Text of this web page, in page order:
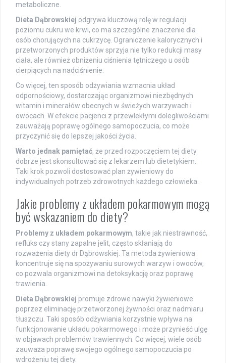
metaboliczne.
Dieta Dąbrowskiej odgrywa kluczową rolę w regulacji
poziomu cukru we krwi, co ma szczególne znaczenie dla
osób chorujących na cukrzycę. Ograniczenie kalorycznych i
przetworzonych produktów sprzyja nie tylko redukcji masy
ciała, ale również obniżeniu ciśnienia tętniczego u osób
cierpiących na nadciśnienie.
Co więcej, ten sposób odżywiania wzmacnia układ
odpornościowy, dostarczając organizmowi niezbędnych
witamin i minerałów obecnych w świeżych warzywach i
owocach. W efekcie pacjenci z przewlekłymi dolegliwościami
zauważają poprawę ogólnego samopoczucia, co może
przyczynić się do lepszej jakości życia.
Warto jednak pamiętać, że przed rozpoczęciem tej diety
dobrze jest skonsultować się z lekarzem lub dietetykiem.
Taki krok pozwoli dostosować plan żywieniowy do
indywidualnych potrzeb zdrowotnych każdego człowieka.
Jakie problemy z układem pokarmowym mogą
być wskazaniem do diety?
Problemy z układem pokarmowym, takie jak niestrawność,
refluks czy stany zapalne jelit, często skłaniają do
rozważenia diety dr Dąbrowskiej. Ta metoda żywieniowa
koncentruje się na spożywaniu surowych warzyw i owoców,
co pozwala organizmowi na detoksykację oraz poprawę
trawienia.
Dieta Dąbrowskiej promuje zdrowe nawyki żywieniowe
poprzez eliminację przetworzonej żywności oraz nadmiaru
tłuszczu. Taki sposób odżywiania korzystnie wpływa na
funkcjonowanie układu pokarmowego i może przynieść ulgę
w objawach problemów trawiennych. Co więcej, wiele osób
zauważa poprawę swojego ogólnego samopoczucia po
wdrożeniu tej diety.